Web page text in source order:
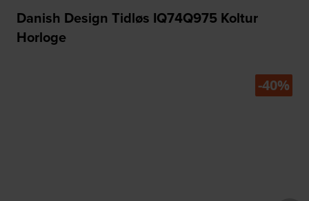
Danish Design Tidløs IQ74Q975 Koltur
Horloge
-40%